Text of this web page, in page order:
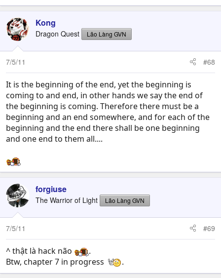
Kong
Dragon Quest Lão Làng GVN
7/5/11 #68
It is the beginning of the end, yet the beginning is
coming to and end, in other hands we say the end of
the beginning is coming. Therefore there must be a
beginning and an end somewhere, and for each of the
beginning and the end there shall be one beginning
and one end to them all....
forgiuse
The Warrior of Light Lão Làng GVN
7/5/11 #69
^ thật là hack não
.
Btw, chapter 7 in progress
.